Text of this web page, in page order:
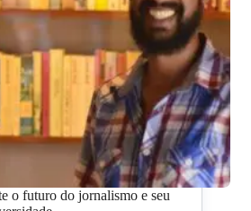
o futuro do jornalismo e seu